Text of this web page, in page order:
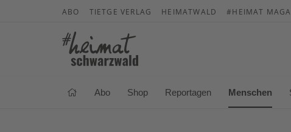
ABO TIETGE VERLAG HEIMATWALD #HEIMAT
Abo Shop Reportagen Menschen